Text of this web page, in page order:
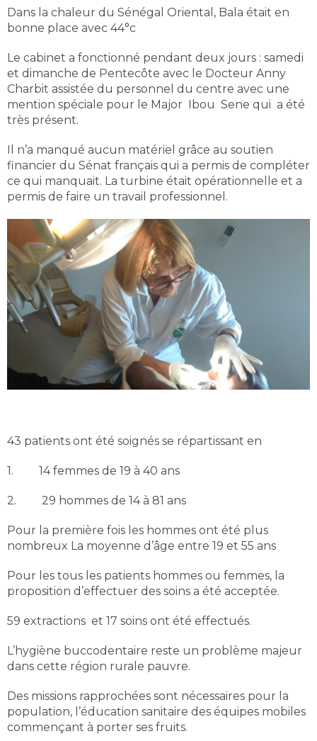
Dans la chaleur du Sénégal Oriental, Bala était en
bonne place avec 44°c
Le cabinet a fonctionné pendant deux jours : samedi
et dimanche de Pentecôte avec le Docteur Anny
Charbit assistée du personnel du centre avec une
mention spéciale pour le Major Ibou Sene qui a été
très présent.
Il n’a manqué aucun matériel grâce au soutien
financier du Sénat français qui a permis de compléter
ce qui manquait. La turbine était opérationnelle et a
permis de faire un travail professionnel.
43 patients ont été soignés se répartissant en
1. 14 femmes de 19 à 40 ans
2. 29 hommes de 14 à 81 ans
Pour la première fois les hommes ont été plus
nombreux La moyenne d’âge entre 19 et 55 ans
Pour les tous les patients hommes ou femmes, la
proposition d’effectuer des soins a été acceptée.
59 extractions et 17 soins ont été effectués.
L’hygiène buccodentaire reste un problème majeur
dans cette région rurale pauvre.
Des missions rapprochées sont nécessaires pour la
population, l’éducation sanitaire des équipes mobiles
commençant à porter ses fruits.